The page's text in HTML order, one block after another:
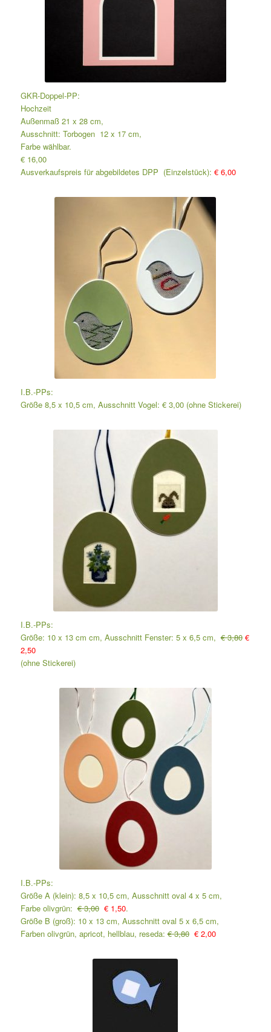
GKR-Doppel-PP:
Hochzeit
Außenmaß 21 x 28 cm,
Ausschnitt: Torbogen 12 x 17 cm,
Farbe wählbar.
€ 16,00
Ausverkaufspreis für abgebildetes DPP (Einzelstück): € 6,00
I.B.-PPs:
Größe 8,5 x 10,5 cm, Ausschnitt Vogel: € 3,00 (ohne Stickerei)
I.B.-PPs:
Größe: 10 x 13 cm cm, Ausschnitt Fenster: 5 x 6,5 cm,€ 3,80 €
2,50
(ohne Stickerei)
I.B.-PPs:
Größe A (klein): 8,5 x 10,5 cm, Ausschnitt oval 4 x 5 cm,
Farbe olivgrün:€ 3,00 € 1,50.
Größe B (groß): 10 x 13 cm, Ausschnitt oval 5 x 6,5 cm,
Farben olivgrün, apricot, hellblau, reseda:€ 3,80 € 2,00